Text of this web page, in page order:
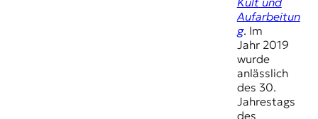
Aufarbeitun
g. Im
Jahr 2019
wurde
anlässlich
des 30.
Jahrestags
des